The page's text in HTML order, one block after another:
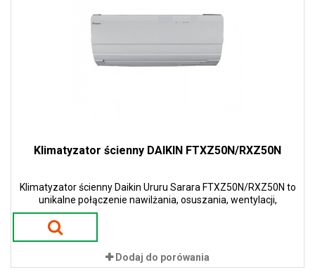
Klimatyzator ścienny DAIKIN FTXZ50N/RXZ50N
Klimatyzator ścienny Daikin Ururu Sarara FTXZ50N/RXZ50N to
unikalne połączenie nawilżania, osuszania, wentylacji,
oczyszczania powietrza i ogrzewania oraz chłodzenia.
Dodaj do porówania